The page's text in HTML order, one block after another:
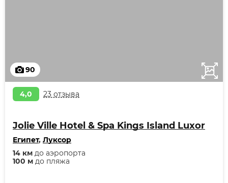
90
4,0 23 отзыва
Jolie Ville Hotel & Spa Kings Island Luxor
Египет, Луксор
100 м до пляжа
14 км до аэропорта